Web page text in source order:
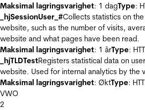
Maksimal lagringsvarighet: 1 dagType:
_hjSessionUser_#Collects statistics on
website, such as the number of visits,
website and what pages have been read.
Maksimal lagringsvarighet: 1 årType:
_hjTLDTestRegisters statistical data on
website. Used for internal analytics by the
Maksimal lagringsvarighet: ØktType:
VWO
2